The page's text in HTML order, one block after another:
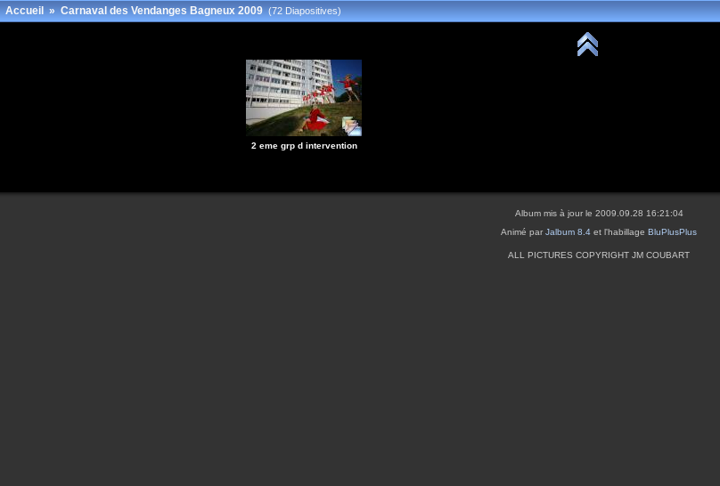
Accueil»Carnaval des Vendanges Bagneux 2009 (72 Diapositives)
2 eme grp d intervention
Album mis à jour le 2009.09.28 16:21:04
Animé par Jalbum 8.4 et l'habillage BluPlusPlus
ALL PICTURES COPYRIGHT JM COUBART